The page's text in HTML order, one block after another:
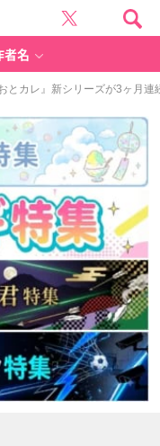
者名
とカレ』新シリーズが3ヶ月連